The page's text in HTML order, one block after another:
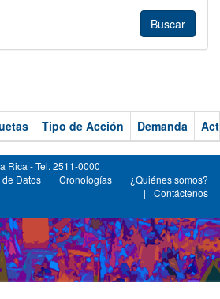
Tipo de Acción Demanda
Rica - Tel. 2511-0000
de Datos | Cronologías |
¿Quiénes somos?
|
Contáctenos